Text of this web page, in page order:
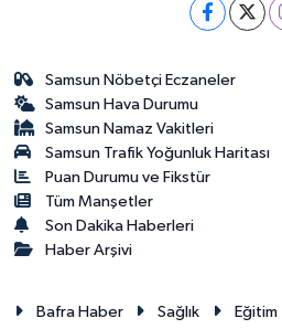
Samsun Nöbetçi Eczaneler
Samsun Hava Durumu
Samsun Namaz Vakitleri
Samsun Trafik Yoğunluk Haritası
Puan Durumu ve Fikstür
Tüm Manşetler
Son Dakika Haberleri
Haber Arşivi
Bafra Haber Sağlık Eğitim